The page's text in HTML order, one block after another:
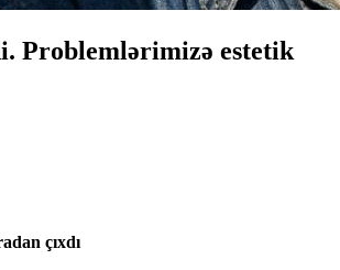
Problemlərimizə estetik
çıxdı